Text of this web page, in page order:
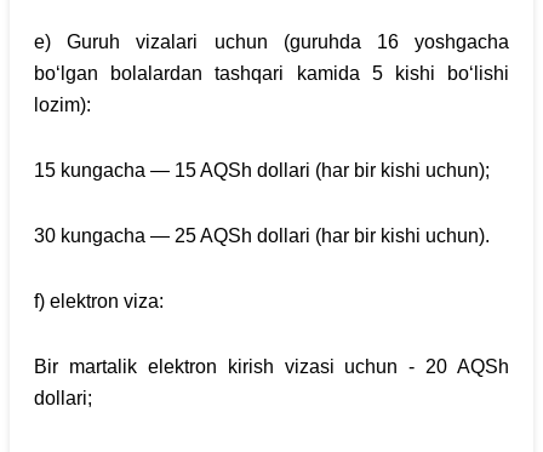
e) Guruh vizalari uchun (guruhda 16 yoshgacha
bo‘lgan bolalardan tashqari kamida 5 kishi bo‘lishi
lozim):
15 kungacha — 15 AQSh dollari (har bir kishi uchun);
30 kungacha — 25 AQSh dollari (har bir kishi uchun).
f) elektron viza:
Bir martalik elektron kirish vizasi uchun - 20 AQSh
dollari;